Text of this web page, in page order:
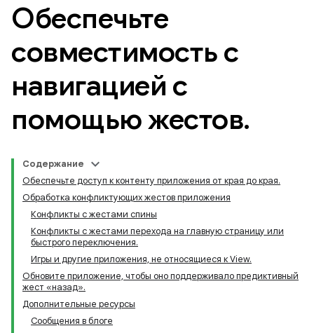
Обеспечьте
совместимость с
навигацией с
помощью жестов.
Содержание
Обеспечьте доступ к контенту приложения от края до края.
Обработка конфликтующих жестов приложения
Конфликты с жестами спины
Конфликты с жестами перехода на главную страницу или
быстрого переключения.
Игры и другие приложения, не относящиеся к View.
Обновите приложение, чтобы оно поддерживало предиктивный
жест «назад».
Дополнительные ресурсы
Сообщения в блоге